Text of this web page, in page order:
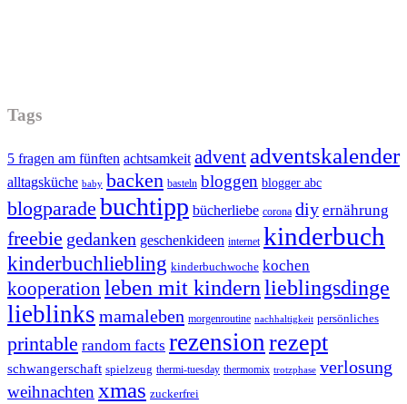
Tags
5 fragen am fünften achtsamkeit advent adventskalender
alltagsküche baby backen basteln bloggen blogger abc
blogparade buchtipp bücherliebe corona diy ernährung
freebie gedanken geschenkideen internet kinderbuch
kinderbuchliebling kinderbuchwoche kochen
kooperation leben mit kindernlieblingsdinge
lieblinks mamaleben morgenroutine nachhaltigkeit persönliches
printable random facts rezensionrezept
schwangerschaft spielzeug thermi-tuesday thermomix trotzphase verlosung
weihnachten xmas zuckerfrei